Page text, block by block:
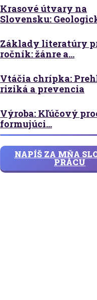
Krasové útvary na
Slovensku:
Základy literatúry
ročník: žánre a...
Vtáčia chrípka:
riziká a prevencia
Výroba: Kľúčový
formujúci...
NAPÍŠ ZA MŇA
PRÁCU